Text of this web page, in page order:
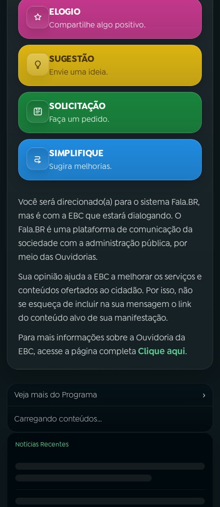
ELOGIO
Compartilhe algo positivo.
SUGESTÃO
Envie uma ideia.
SOLICITAÇÃO
Faça um pedido.
SIMPLIFIQUE
Sugira melhorias.
Você será direcionado(a) para o sistema Fala.BR,
mas é com a EBC que estará dialogando. O
Fala.BR é uma plataforma de comunicação da
sociedade com a administração pública, por
meio das Ouvidorias.
Sua opinião ajuda a EBC a melhorar os serviços e
conteúdos ofertados ao cidadão. Por isso, não
se esqueça de incluir na sua mensagem o link
do conteúdo alvo de sua manifestação.
Para mais informações sobre a Ouvidoria da
EBC, acesse a página completa Clique aqui.
Veja mais do Programa ›
Carregando conteúdos...
Notícias Recentes